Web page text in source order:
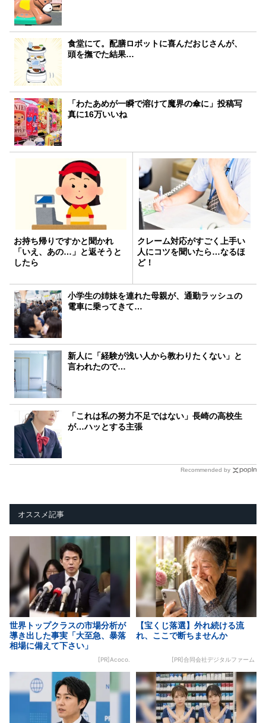
食堂にて。配膳ロボットに喜んだおじさんが、
頭を撫でた結果…
「わたあめが一瞬で溶けて魔界の傘に」投稿写
真に16万いいね
お持ち帰りですかと聞かれ
「いえ、あの…」と返そうと
したら
クレーム対応がすごく上手い
人にコツを聞いたら…なるほ
ど！
小学生の姉妹を連れた母親が、通勤ラッシュの
電車に乗ってきて…
新人に「経験が浅い人から教わりたくない」と
言われたので…
「これは私の努力不足ではない」長崎の高校生
が…ハッとする主張
Recommended by
オススメ記事
世界トップクラスの市場分析が
導き出した事実「大至急、暴落
相場に備えて下さい」
[PR]Acoco.
【宝くじ落選】外れ続ける流
れ、ここで断ちませんか
[PR]合同会社デジタルファーム